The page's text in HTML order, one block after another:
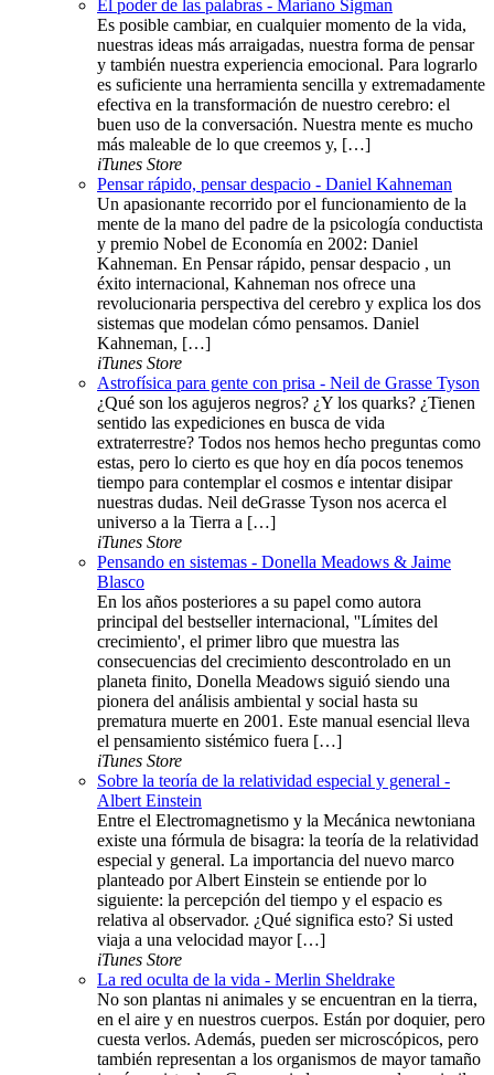
El poder de las palabras - Mariano Sigman
Es posible cambiar, en cualquier momento de la vida,
nuestras ideas más arraigadas, nuestra forma de pensar
y también nuestra experiencia emocional. Para lograrlo
es suficiente una herramienta sencilla y extremadamente
efectiva en la transformación de nuestro cerebro: el
buen uso de la conversación. Nuestra mente es mucho
más maleable de lo que creemos y, […]
iTunes Store
Pensar rápido, pensar despacio - Daniel Kahneman
Un apasionante recorrido por el funcionamiento de la
mente de la mano del padre de la psicología conductista
y premio Nobel de Economía en 2002: Daniel
Kahneman. En Pensar rápido, pensar despacio , un
éxito internacional, Kahneman nos ofrece una
revolucionaria perspectiva del cerebro y explica los dos
sistemas que modelan cómo pensamos. Daniel
Kahneman, […]
iTunes Store
Astrofísica para gente con prisa - Neil de Grasse Tyson
¿Qué son los agujeros negros? ¿Y los quarks? ¿Tienen
sentido las expediciones en busca de vida
extraterrestre? Todos nos hemos hecho preguntas como
estas, pero lo cierto es que hoy en día pocos tenemos
tiempo para contemplar el cosmos e intentar disipar
nuestras dudas. Neil deGrasse Tyson nos acerca el
universo a la Tierra a […]
iTunes Store
Pensando en sistemas - Donella Meadows & Jaime
Blasco
En los años posteriores a su papel como autora
principal del bestseller internacional, ''Límites del
crecimiento', el primer libro que muestra las
consecuencias del crecimiento descontrolado en un
planeta finito, Donella Meadows siguió siendo una
pionera del análisis ambiental y social hasta su
prematura muerte en 2001. Este manual esencial lleva
el pensamiento sistémico fuera […]
iTunes Store
Sobre la teoría de la relatividad especial y general -
Albert Einstein
Entre el Electromagnetismo y la Mecánica newtoniana
existe una fórmula de bisagra: la teoría de la relatividad
especial y general. La importancia del nuevo marco
planteado por Albert Einstein se entiende por lo
siguiente: la percepción del tiempo y el espacio es
relativa al observador. ¿Qué significa esto? Si usted
viaja a una velocidad mayor […]
iTunes Store
La red oculta de la vida - Merlin Sheldrake
No son plantas ni animales y se encuentran en la tierra,
en el aire y en nuestros cuerpos. Están por doquier, pero
cuesta verlos. Además, pueden ser microscópicos, pero
también representan a los organismos de mayor tamaño